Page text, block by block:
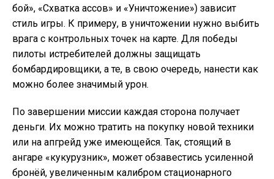
бой», «Схватка ассов» и «Уничтожение») зависит
стиль игры. К примеру, в уничтожении нужно выбить
врага с контрольных точек на карте. Для победы
пилоты истребителей должны защищать
бомбардировщики, а те, в свою очередь, нанести как
можно более значимый урон.
По завершении миссии каждая сторона получает
деньги. Их можно тратить на покупку новой техники
или на апгрейд уже имеющейся. Так, стоящий в
ангаре «кукурузник», может обзавестись усиленной
бронёй, увеличенным калибром стационарного